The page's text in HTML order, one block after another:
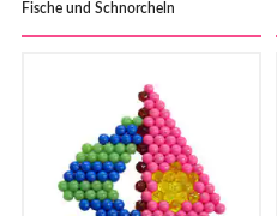
Fische und Schnorcheln